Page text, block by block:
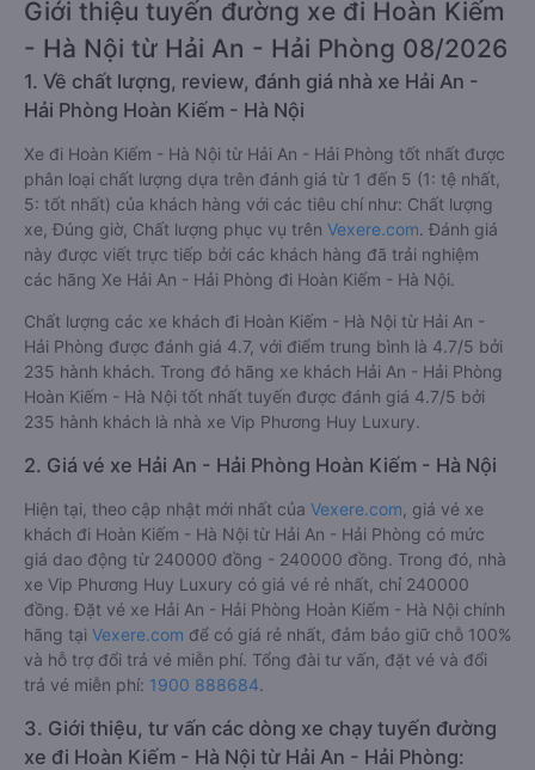
Giới thiệu tuyến đường xe đi Hoàn Kiếm
- Hà Nội từ Hải An - Hải Phòng 08/2026
1. Về chất lượng, review, đánh giá nhà xe Hải An -
Hải Phòng Hoàn Kiếm - Hà Nội
Xe đi Hoàn Kiếm - Hà Nội từ Hải An - Hải Phòng tốt nhất được
phân loại chất lượng dựa trên đánh giá từ 1 đến 5 (1: tệ nhất,
5: tốt nhất) của khách hàng với các tiêu chí như: Chất lượng
xe, Đúng giờ, Chất lượng phục vụ trên Vexere.com. Đánh giá
này được viết trực tiếp bởi các khách hàng đã trải nghiệm
các hãng Xe Hải An - Hải Phòng đi Hoàn Kiếm - Hà Nội.
Chất lượng các xe khách đi Hoàn Kiếm - Hà Nội từ Hải An -
Hải Phòng được đánh giá 4.7, với điểm trung bình là 4.7/5 bởi
235 hành khách. Trong đó hãng xe khách Hải An - Hải Phòng
Hoàn Kiếm - Hà Nội tốt nhất tuyến được đánh giá 4.7/5 bởi
235 hành khách là nhà xe Vip Phương Huy Luxury.
2. Giá vé xe Hải An - Hải Phòng Hoàn Kiếm - Hà Nội
Hiện tại, theo cập nhật mới nhất của Vexere.com , giá vé xe
khách đi Hoàn Kiếm - Hà Nội từ Hải An - Hải Phòng có mức
giá dao động từ 240000 đồng - 240000 đồng. Trong đó, nhà
xe Vip Phương Huy Luxury có giá vé rẻ nhất, chỉ 240000
đồng. Đặt vé xe Hải An - Hải Phòng Hoàn Kiếm - Hà Nội chính
hãng tại Vexere.com để có giá rẻ nhất, đảm bảo giữ chỗ 100%
và hỗ trợ đổi trả vé miễn phí. Tổng đài tư vấn, đặt vé và đổi
trả vé miễn phí: 1900 888684.
3. Giới thiệu, tư vấn các dòng xe chạy tuyến đường
xe đi Hoàn Kiếm - Hà Nội từ Hải An - Hải Phòng: